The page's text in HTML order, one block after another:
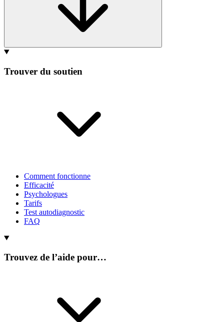
Trouver du soutien
Comment fonctionne
Efficacité
Psychologues
Tarifs
Test autodiagnostic
FAQ
Trouvez de l’aide pour…